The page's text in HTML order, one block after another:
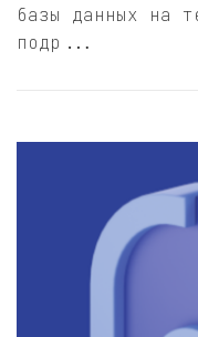
базы данных на
подр...